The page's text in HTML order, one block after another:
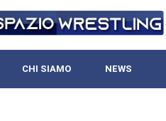
CHI SIAMO NEWS